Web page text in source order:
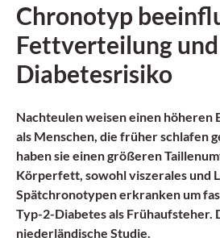
Chronotyp
Fettverteilung und
Diabetesrisiko
Nachteulen weisen einen höheren
als Menschen, die früher schlafen
haben sie einen größeren
Körperfett, sowohl viszerales und
Spätchronotypen erkranken um
Typ-2-Diabetes als Frühaufsteher.
niederländische Studie.